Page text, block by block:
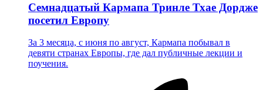
Семнадцатый Кармапа Тринле Тхае Дордже
посетил Европу
За 3 месяца, с июня по август, Кармапа побывал в
девяти странах Европы, где дал публичные лекции и
поучения.